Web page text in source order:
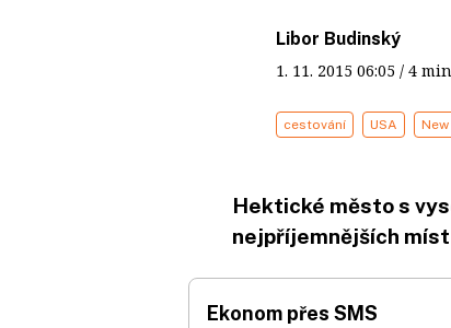
Libor Budinský
1. 11. 2015 06:05 / 4
cestování USA New
Hektické město s
nejpříjemnějších
Ekonom přes SMS